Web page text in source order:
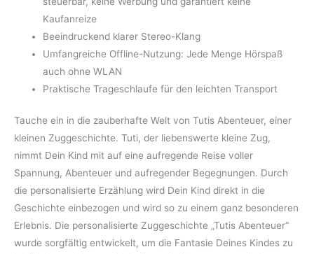
Kaufanreize
Beeindruckend klarer Stereo-Klang
Umfangreiche Offline-Nutzung: Jede Menge Hörspaß
auch ohne WLAN
Praktische Trageschlaufe für den leichten Transport
Tauche ein in die zauberhafte Welt von Tutis Abenteuer, einer
kleinen Zuggeschichte. Tuti, der liebenswerte kleine Zug,
nimmt Dein Kind mit auf eine aufregende Reise voller
Spannung, Abenteuer und aufregender Begegnungen. Durch
die personalisierte Erzählung wird Dein Kind direkt in die
Geschichte einbezogen und wird so zu einem ganz besonderen
Erlebnis. Die personalisierte Zuggeschichte „Tutis Abenteuer“
wurde sorgfältig entwickelt, um die Fantasie Deines Kindes zu